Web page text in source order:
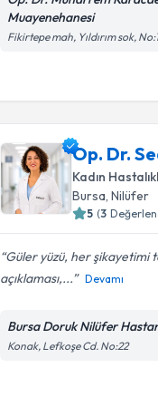
Muayenehanesi
Fikirtepe mah, Yıldırım sok,
Op. Dr.
Kadın
Bursa , Nilüfer
5 (3
Güler yüzü, her şikayetimi
açıklaması,...
Devamı
Bursa Doruk Nilüfer
Konak, Lefkoşe Cd. No:22